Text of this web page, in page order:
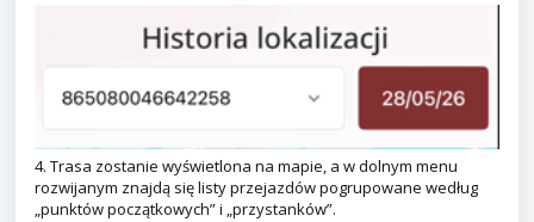
4. Trasa zostanie wyświetlona na mapie, a w dolnym menu
rozwijanym znajdą się listy przejazdów pogrupowane według
„punktów początkowych” i „przystanków”.